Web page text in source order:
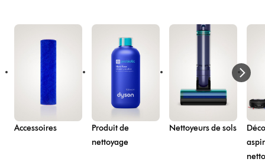
Accessoires
Produit de
nettoyage
Nettoyeurs de sols